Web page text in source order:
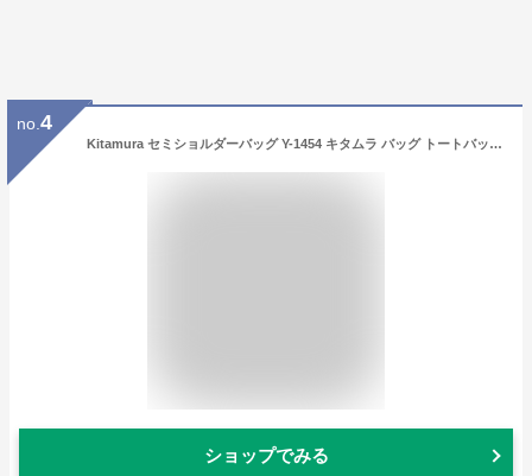
no. 4
Kitamura セミショルダーバッグ Y-1454 キタムラ バッグ トートバッグ ネイビー ブルー ベージュ カーキグリーン【送料無料】
ショップでみる